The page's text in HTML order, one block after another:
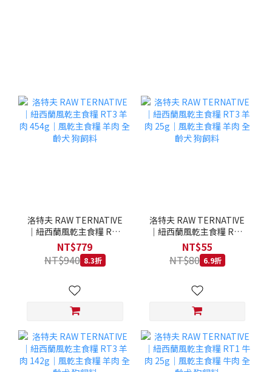
洛特夫 RAW TERNATIVE
｜紐西蘭風乾主食糧 RT3
羊肉 454g｜風乾主食糧 羊
肉 全齡犬 狗飼料
NT$779
NT$940 8.3折
洛特夫 RAW TERNATIVE
｜紐西蘭風乾主食糧 RT3
羊肉 25g｜風乾主食糧 羊
肉 全齡犬 狗飼料
NT$55
NT$80 6.9折